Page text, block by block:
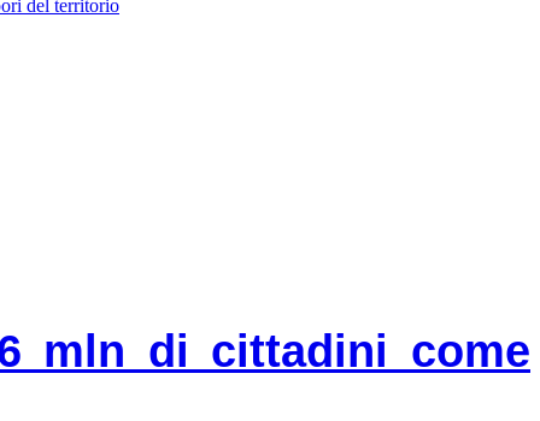
mln di cittadini come